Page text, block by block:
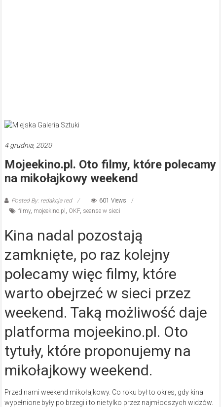
4 grudnia, 2020
Mojeekino.pl. Oto filmy, które polecamy
na mikołajkowy weekend
Posted By: redakcja red
601 Views
filmy, mojeekino.pl , OKF, seanse w sieci
Kina nadal pozostają
zamknięte, po raz kolejny
polecamy więc filmy, które
warto obejrzeć w sieci przez
weekend. Taką możliwość daje
platforma mojeekino.pl. Oto
tytuły, które proponujemy na
mikołajkowy weekend.
Przed nami weekend mikołajkowy. Co roku był to okres, gdy kina
wypełnione były po brzegi i to nie tylko przez najmłodszych widzów.